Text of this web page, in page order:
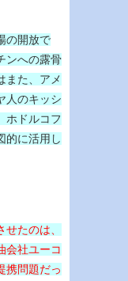
の開放で
ンへの露骨
また、アメ
人のキッシ
ホドルコフ
的に活用し
たのは、
会社ユーコ
携問題だっ